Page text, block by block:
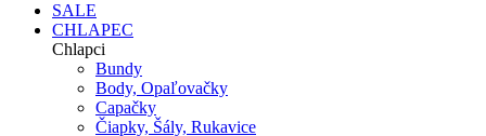
SALE
CHLAPEC
Chlapci
Bundy
Body, Opaľovačky
Capačky
Čiapky, Šály, Rukavice